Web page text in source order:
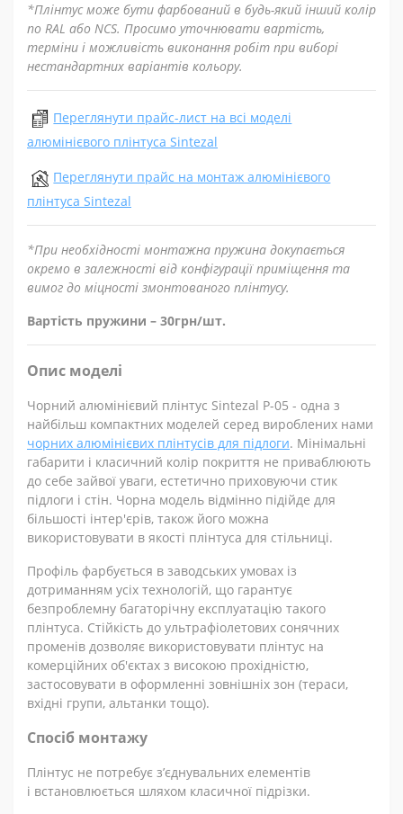
*Плінтус може бути фарбований в будь-який інший колір
по RAL або NCS. Просимо уточнювати вартість,
терміни і можливість виконання робіт при виборі
нестандартних варіантів кольору.
Переглянути прайс-лист на всі моделі
алюмінієвого плінтуса Sintezal
Переглянути прайс на монтаж алюмінієвого
плінтуса Sintezal
*При необхідності монтажна пружина докупається
окремо в залежності від конфігурації приміщення та
вимог до міцності змонтованого плінтусу.
Вартість пружини – 30грн/шт.
Опис моделі
Чорний алюмінієвий плінтус Sintezal P-05 - одна з
найбільш компактних моделей серед вироблених нами
чорних алюмінієвих плінтусів для підлоги. Мінімальні
габарити і класичний колір покриття не приваблюють
до себе зайвої уваги, естетично приховуючи стик
підлоги і стін. Чорна модель відмінно підійде для
більшості інтер'єрів, також його можна
використовувати в якості плінтуса для стільниці.
Профіль фарбується в заводських умовах із
дотриманням усіх технологій, що гарантує
безпроблемну багаторічну експлуатацію такого
плінтуса. Стійкість до ультрафіолетових сонячних
променів дозволяє використовувати плінтус на
комерційних об'єктах з високою прохідністю,
застосовувати в оформленні зовнішніх зон (тераси,
вхідні групи, альтанки тощо).
Спосіб монтажу
Плінтус не потребує з’єднувальних елементів
і встановлюється шляхом класичної підрізки.